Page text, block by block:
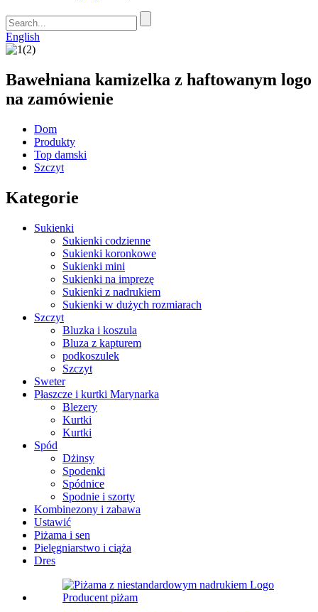
English
Bawełniana kamizelka z haftowanym logo
na zamówienie
Dom
Produkty
Top damski
Szczyt
Kategorie
Sukienki
Sukienki codzienne
Sukienki koronkowe
Sukienki mini
Sukienki na imprezę
Sukienki z nadrukiem
Sukienki w dużych rozmiarach
Szczyt
Bluzka i koszula
Bluza z kapturem
podkoszulek
Szczyt
Sweter
Płaszcze i kurtki Marynarka
Blezery
Kurtki
Kurtki
Spód
Dżinsy
Spodenki
Spódnice
Spodnie i szorty
Kombinezony i zabawa
Ustawić
Piżama i sen
Pielęgniarstwo i ciąża
Dres